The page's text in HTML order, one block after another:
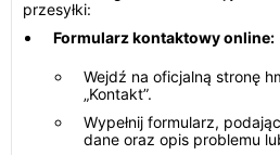
przesyłki:
Formularz kontaktowy online:
Wejdź na oficjalną stronę
„Kontakt”.
Wypełnij formularz,
dane oraz opis problemu